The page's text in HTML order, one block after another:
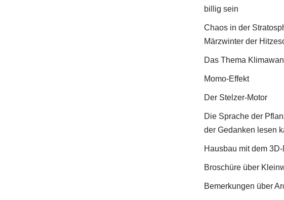
billig sein
Chaos in der
Märzwinter der
Das Thema
Momo-Effekt
Der Stelzer-Motor
Die Sprache der
der Gedanken lesen
Hausbau mit dem
Broschüre über
Bemerkungen über